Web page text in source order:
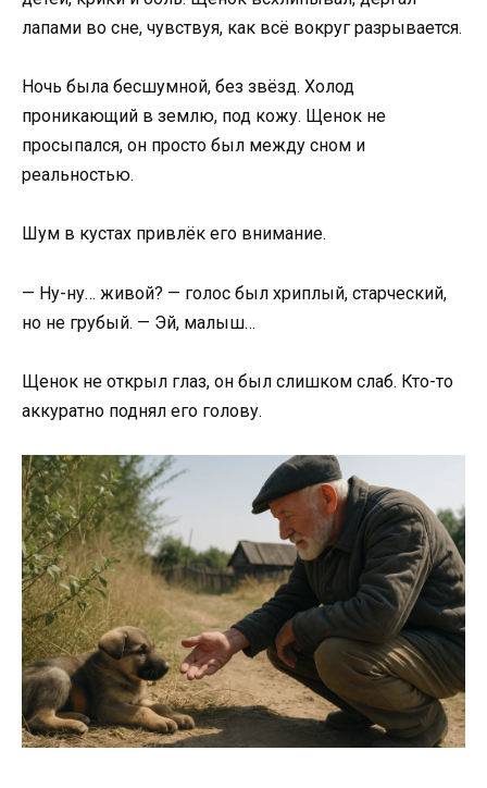
лапами во сне, чувствуя, как всё вокруг разрывается.
Ночь была бесшумной, без звёзд. Холод
проникающий в землю, под кожу. Щенок не
просыпался, он просто был между сном и
реальностью.
Шум в кустах привлёк его внимание.
— Ну-ну… живой? — голос был хриплый, старческий,
но не грубый. — Эй, малыш…
Щенок не открыл глаз, он был слишком слаб. Кто-то
аккуратно поднял его голову.